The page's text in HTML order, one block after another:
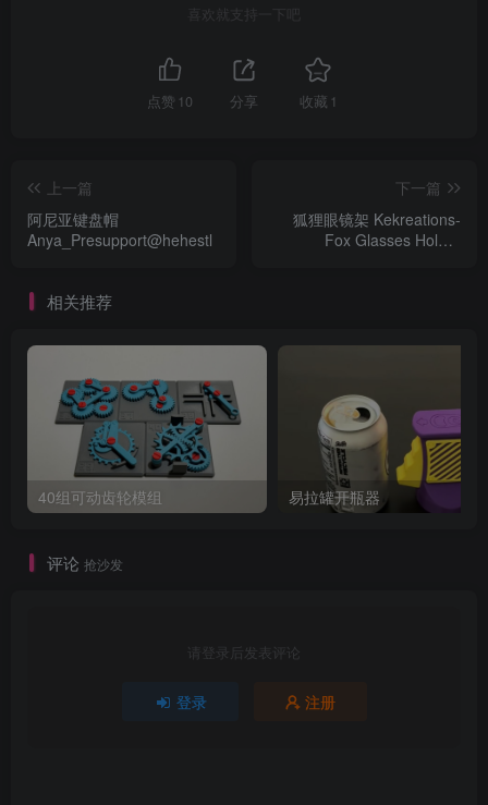
喜欢就支持一下吧
点赞 10 分享 收藏 1
上一篇
阿尼亚键盘帽
Anya_Presupport@hehestl
下一篇
狐狸眼镜架 Kekreations-
Fox Glasses Holder
相关推荐
40组可动齿轮模组 易拉罐开瓶器
评论 抢沙发
请登录后发表评论
登录 注册